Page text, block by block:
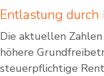
Entlastung
Die aktuellen
höhere
steuerpflichtige